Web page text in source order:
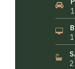
1
1
2